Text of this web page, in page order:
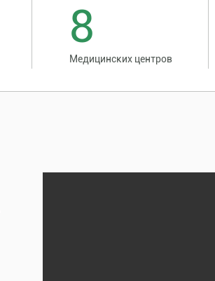
8
Медицинских центров